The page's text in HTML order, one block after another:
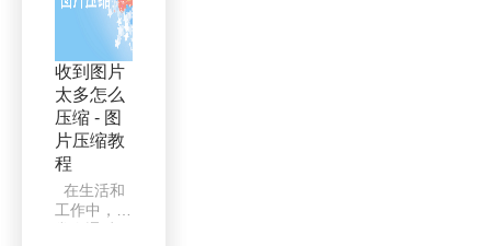
说是很寻常
了，所以解
决办法当然
是有的，下
面来看一下
吧。
压缩图片的
呢？图片压
缩其实是一
个很简单的
问题，不
过，我们在
压缩图片的
时候通常会
遇到图片糊
掉的情况，
这样压缩就
收到图片
太多怎么
压缩 - 图
片压缩教
程
在生活和
工作中，经